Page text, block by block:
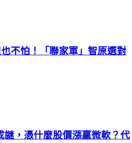
不怕！「聯家軍」智原選對
，憑什麼股價漲贏微軟？代